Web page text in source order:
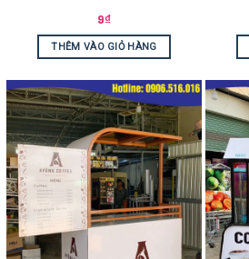
9₫
THÊM VÀO GIỎ HÀNG